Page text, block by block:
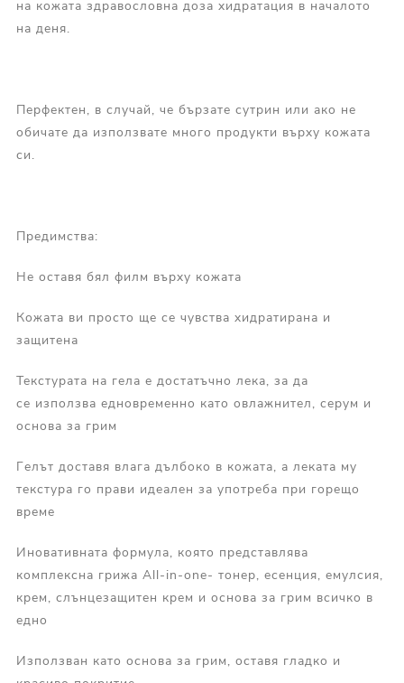
на кожата здравословна доза хидратация в началото
на деня.
Перфектен, в случай, че бързате сутрин или ако не
обичате да използвате много продукти върху кожата
си.
Предимства:
Не оставя бял филм върху кожата
Кожата ви просто ще се чувства хидратирана и
защитена
Текстурата на гела е достатъчно лека, за да
се използва едновременно като овлажнител, серум и
основа за грим
Гелът доставя влага дълбоко в кожата, а леката му
текстура го прави идеален за употреба при горещо
време
Иновативната формула, която представлява
комплексна грижа All-in-one- тонер, есенция, емулсия,
крем, слънцезащитен крем и основа за грим всичко в
едно
Използван като основа за грим, оставя гладко и